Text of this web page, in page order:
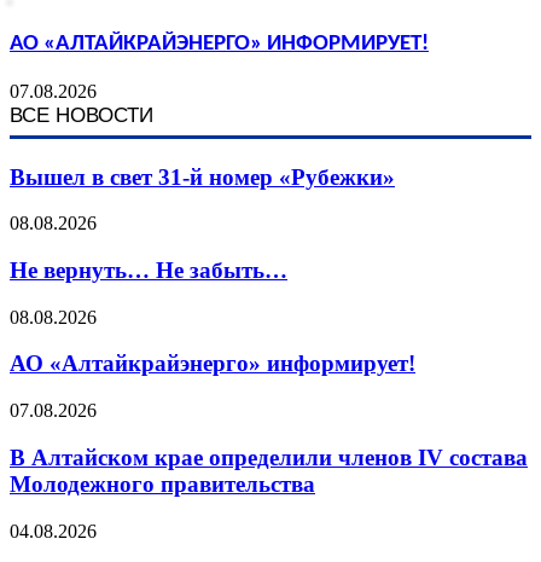
АО «АЛТАЙКРАЙЭНЕРГО» ИНФОРМИРУЕТ!
07.08.2026
ВСЕ НОВОСТИ
Вышел в свет 31-й номер «Рубежки»
08.08.2026
Не вернуть… Не забыть…
08.08.2026
АО «Алтайкрайэнерго» информирует!
07.08.2026
В Алтайском крае определили членов IV состава
Молодежного правительства
04.08.2026